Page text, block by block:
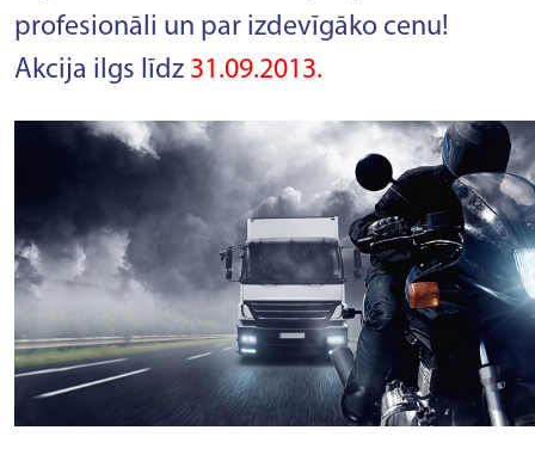
profesionāli un par izdevīgāko cenu!
Akcija ilgs līdz 31.09.2013.